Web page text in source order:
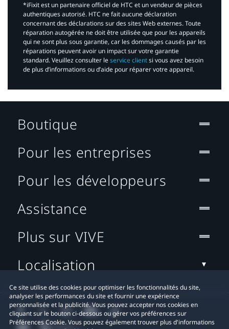
*iFixit est un partenaire officiel de HTC et un vendeur de pièces
authentiques autorisé. HTC ne fait aucune déclaration
concernant des déclarations sur des sites Web externes. Toute
réparation autogérée ne doit être utilisée que pour les appareils
qui ne sont plus sous garantie, car les dommages causés par les
réparations peuvent avoir un impact sur votre garantie
standard. Veuillez consulter leservice clientsi vous avez besoin
de plus d’informations ou d’aide pour réparer votre appareil.​
Ce site utilise des cookies pour optimiser les fonctionnalités du site,
analyser les performances du site et fournir une expérience
personnalisée et la publicité. Vous pouvez accepter nos cookies en
cliquant sur le bouton ci-dessous ou gérer vos préférences sur
Préférences Cookie. Vous pouvez également trouver plus d'informations
Boutique
Pour les entreprises
Pour les développeurs
Assistance
Plus sur VIVE
Localisation